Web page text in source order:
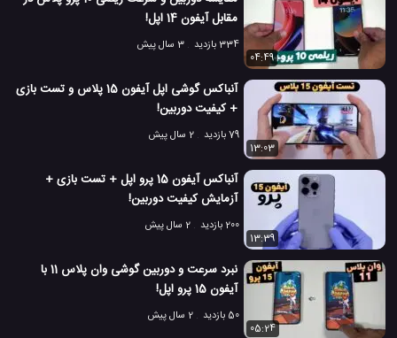
مقابل آیفون 14 اپل!
334 بازدید
3 سال پیش
04:49
آنباکس گوشی اپل آیفون 15 پلاس و تست بازی
+ کیفیت دوربین!
79 بازدید
2 سال پیش
13:03
آنباکس آیفون 15 پرو اپل + تست بازی +
آزمایش کیفیت دوربین!
200 بازدید
2 سال پیش
13:39
نبرد سرعت و دوربین گوشی وان پلاس 11 با
آیفون 15 پرو اپل!
50 بازدید
2 سال پیش
05:24